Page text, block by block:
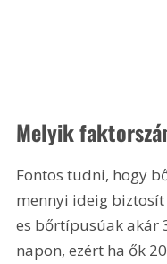
Melyik
Fontos tudni, hogy
mennyi ideig biztosít
es bőrtípusúak akár
napon, ezért ha ők